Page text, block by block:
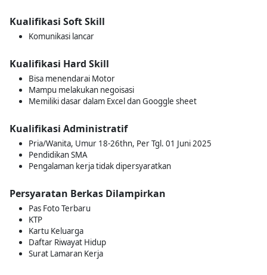
Kualifikasi Soft Skill
Komunikasi lancar
Kualifikasi Hard Skill
Bisa menendarai Motor
Mampu melakukan negoisasi
Memiliki dasar dalam Excel dan Googgle sheet
Kualifikasi Administratif
Pria/Wanita, Umur 18-26thn, Per Tgl. 01 Juni 2025
Pendidikan SMA
Pengalaman kerja tidak dipersyaratkan
Persyaratan Berkas Dilampirkan
Pas Foto Terbaru
KTP
Kartu Keluarga
Daftar Riwayat Hidup
Surat Lamaran Kerja